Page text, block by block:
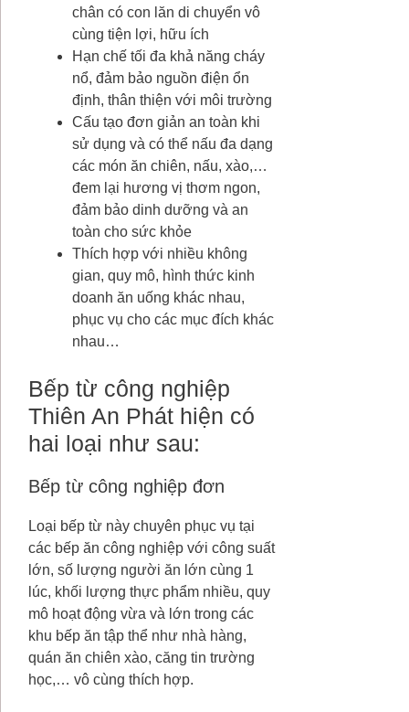
chân có con lăn di chuyển vô
cùng tiện lợi, hữu ích
Hạn chế tối đa khả năng cháy
nổ, đảm bảo nguồn điện ổn
định, thân thiện với môi trường
Cấu tạo đơn giản an toàn khi
sử dụng và có thể nấu đa dạng
các món ăn chiên, nấu, xào,…
đem lại hương vị thơm ngon,
đảm bảo dinh dưỡng và an
toàn cho sức khỏe
Thích hợp với nhiều không
gian, quy mô, hình thức kinh
doanh ăn uống khác nhau,
phục vụ cho các mục đích khác
nhau…
Bếp từ công nghiệp
Thiên An Phát hiện có
hai loại như sau:
Bếp từ công nghiệp đơn
Loại bếp từ này chuyên phục vụ tại
các bếp ăn công nghiệp với công suất
lớn, số lượng người ăn lớn cùng 1
lúc, khối lượng thực phẩm nhiều, quy
mô hoạt động vừa và lớn trong các
khu bếp ăn tập thể như nhà hàng,
quán ăn chiên xào, căng tin trường
học,… vô cùng thích hợp.